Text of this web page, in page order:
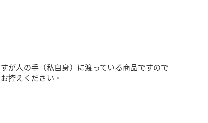
が人の手（私自身）に渡っている商品ですので
控えください。